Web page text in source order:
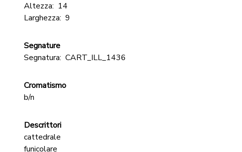
Altezza: 14
Larghezza: 9
Segnature
Segnatura: CART_ILL_1436
Cromatismo
b/n
Descrittori
cattedrale
funicolare